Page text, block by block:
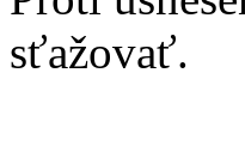
sťažovať.